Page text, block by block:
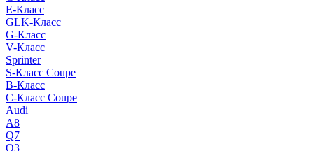
E-Класс
GLK-Класс
G-Класс
V-Класс
Sprinter
S-Класс Сoupe
B-Класс
C-Класс Coupe
Audi
A8
Q7
Q3